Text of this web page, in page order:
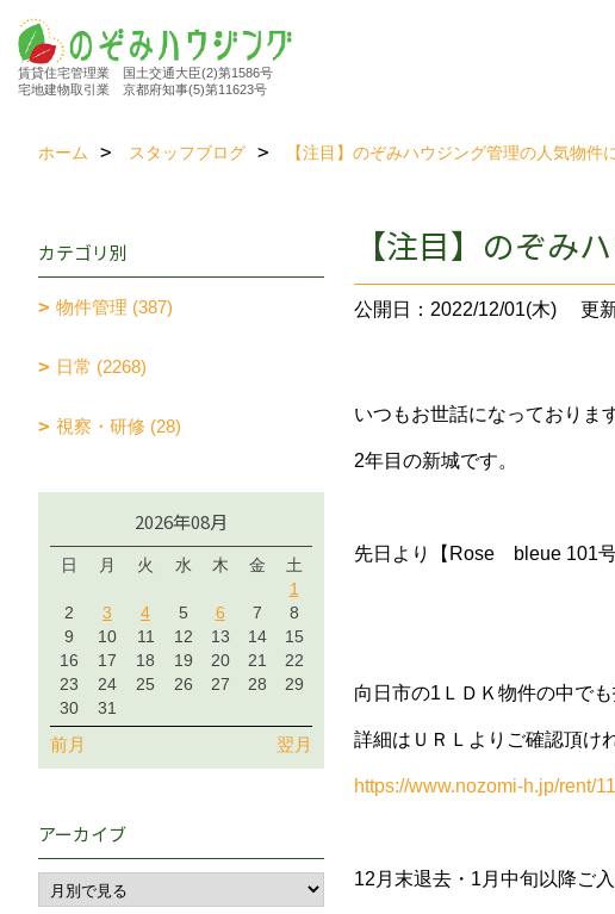
賃貸住宅管理業 国土交通大臣(2)第1586号
宅地建物取引業 京都府知事(5)第11623号
ホーム スタッフブログ 【注目】のぞみハウジング管理の人気物件
【注目】のぞみ
公開日：2022/12/01(木) 更
いつもお世話になっております
2年目の新城です。
先日より【Rose bleue 101号
向日市の1ＬＤＫ物件の中で
詳細はＵＲＬよりご確認頂け
https://www.nozomi-h.jp/rent/
12月末退去・1月中旬以降ご入
カテゴリ別
物件管理 (387)
日常 (2268)
視察・研修 (28)
2026年08月
日 月 火 水 木 金
土
1
2
3 4 5 6 7
8
9
10 11 12 13 14
15
16
17 18 19 20 21
22
23
24 25 26 27 28
29
30
31
前月 翌月
アーカイブ